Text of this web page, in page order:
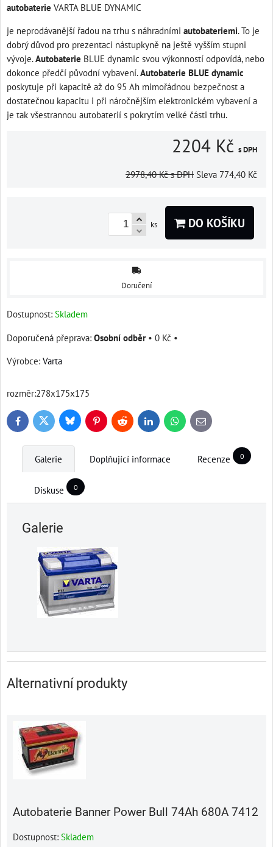
autobaterie VARTA BLUE DYNAMIC
je neprodávanější řadou na trhu s náhradními autobateriemi. To je
dobrý důvod pro prezentaci nástupkyně na ještě vyšším stupni
vývoje.Autobaterie BLUE dynamic svou výkonností odpovídá, nebo
dokonce předčí původní vybavení.Autobaterie BLUE dynamic
poskytuje při kapacitě až do 95 Ah mimořádnou bezpečnost a
dostatečnou kapacitu i při náročnějším elektronickém vybavení a
je tak všestrannou autobaterií s pokrytím velké části trhu.
2204 Kč s DPH
2978,40 Kč s DPH Sleva 774,40 Kč
ks DO KOŠÍKU
Doručení
Dostupnost: Skladem
Osobní odběr • 0 Kč •
Výrobce: Varta
rozměr:278x175x175
FacebookTwitter BlueskyPinterestReddit LinkedInWhatsApp
E-
mail
Galerie Doplňující informace Recenze 0
Diskuse 0
Galerie
Alternativní produkty
Autobaterie Banner Power Bull 74Ah 680A 7412
Dostupnost: Skladem